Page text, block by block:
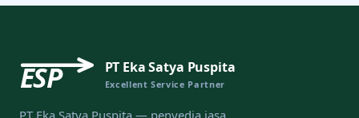
ESP PT Eka Satya Puspita
Excellent Service Partner
PT Eka Satya Puspita — penyedia jasa